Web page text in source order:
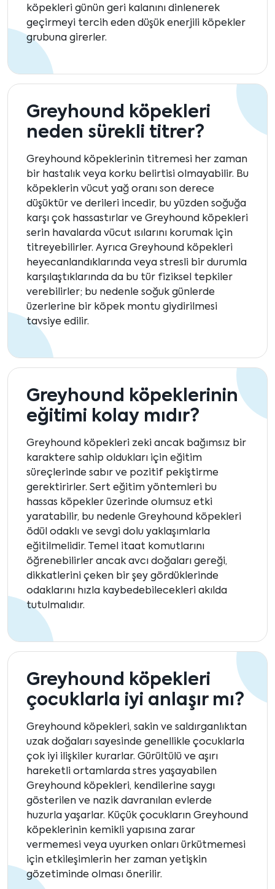
köpekleri günün geri kalanını dinlenerek
geçirmeyi tercih eden düşük enerjili köpekler
grubuna girerler.
Greyhound köpekleri
neden sürekli titrer?
Greyhound köpeklerinin titremesi her zaman
bir hastalık veya korku belirtisi olmayabilir. Bu
köpeklerin vücut yağ oranı son derece
düşüktür ve derileri incedir, bu yüzden soğuğa
karşı çok hassastırlar ve Greyhound köpekleri
serin havalarda vücut ısılarını korumak için
titreyebilirler. Ayrıca Greyhound köpekleri
heyecanlandıklarında veya stresli bir durumla
karşılaştıklarında da bu tür fiziksel tepkiler
verebilirler; bu nedenle soğuk günlerde
üzerlerine bir köpek montu giydirilmesi
tavsiye edilir.
Greyhound köpeklerinin
eğitimi kolay mıdır?
Greyhound köpekleri zeki ancak bağımsız bir
karaktere sahip oldukları için eğitim
süreçlerinde sabır ve pozitif pekiştirme
gerektirirler. Sert eğitim yöntemleri bu
hassas köpekler üzerinde olumsuz etki
yaratabilir, bu nedenle Greyhound köpekleri
ödül odaklı ve sevgi dolu yaklaşımlarla
eğitilmelidir. Temel itaat komutlarını
öğrenebilirler ancak avcı doğaları gereği,
dikkatlerini çeken bir şey gördüklerinde
odaklarını hızla kaybedebilecekleri akılda
tutulmalıdır.
Greyhound köpekleri
çocuklarla iyi anlaşır mı?
Greyhound köpekleri, sakin ve saldırganlıktan
uzak doğaları sayesinde genellikle çocuklarla
çok iyi ilişkiler kurarlar. Gürültülü ve aşırı
hareketli ortamlarda stres yaşayabilen
Greyhound köpekleri, kendilerine saygı
gösterilen ve nazik davranılan evlerde
huzurla yaşarlar. Küçük çocukların Greyhound
köpeklerinin kemikli yapısına zarar
vermemesi veya uyurken onları ürkütmemesi
için etkileşimlerin her zaman yetişkin
gözetiminde olması önerilir.